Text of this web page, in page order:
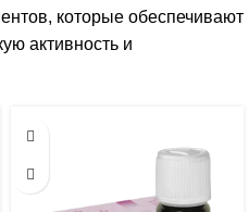
которые обеспечивают
активность и